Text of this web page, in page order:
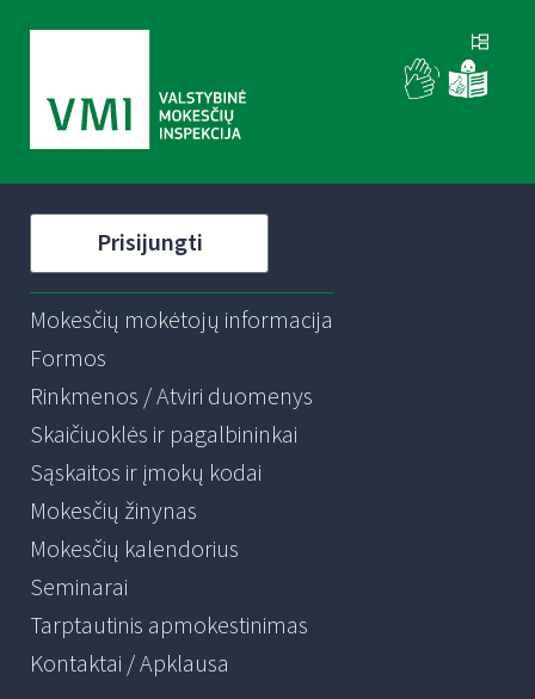
Prisijungti
Mokesčių mokėtojų informacija
Formos
Rinkmenos / Atviri duomenys
Skaičiuoklės ir pagalbininkai
Sąskaitos ir įmokų kodai
Mokesčių žinynas
Mokesčių kalendorius
Seminarai
Tarptautinis apmokestinimas
Kontaktai / Apklausa